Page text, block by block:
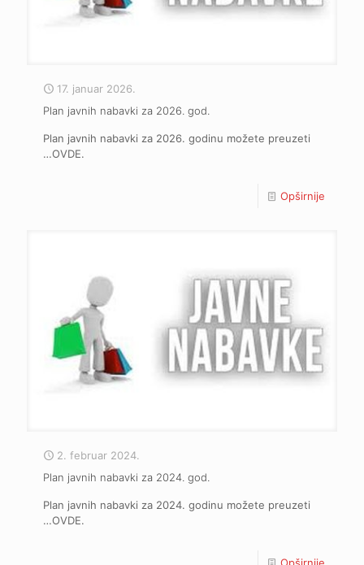
17. januar 2026.
Plan javnih nabavki za 2026. god.
Plan javnih nabavki za 2026. godinu možete preuzeti
…OVDE.
Opširnije
2. februar 2024.
Plan javnih nabavki za 2024. god.
Plan javnih nabavki za 2024. godinu možete preuzeti
…OVDE.
Opširnije